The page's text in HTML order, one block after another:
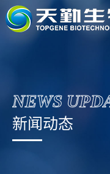
NEWS
新闻动态